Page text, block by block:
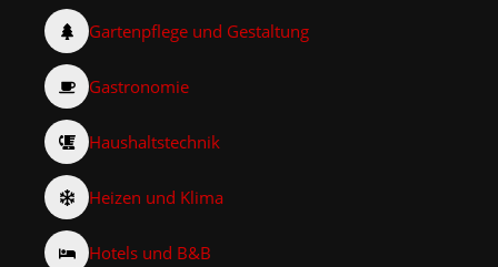
Gartenpflege und Gestaltung
Gastronomie
Haushaltstechnik
Heizen und Klima
Hotels und B&B